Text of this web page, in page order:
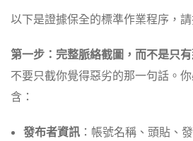
以下是證據保全的標準作業程序，
第一步：完整脈絡截圖，而不是只
不要只截你覺得惡劣的那一句話。
含：
發布者資訊 ：帳號名稱、頭貼、